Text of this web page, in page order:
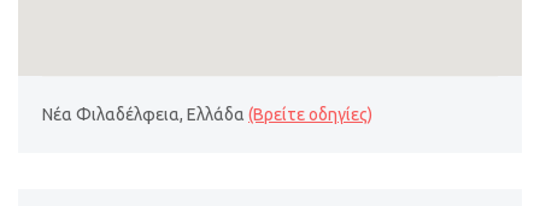
Νέα Φιλαδέλφεια, Ελλάδα (Βρείτε οδηγίες)